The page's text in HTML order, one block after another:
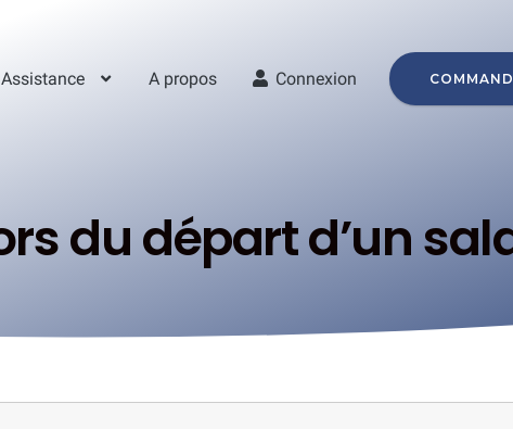
Assistance A propos Connexion
du départ d’un